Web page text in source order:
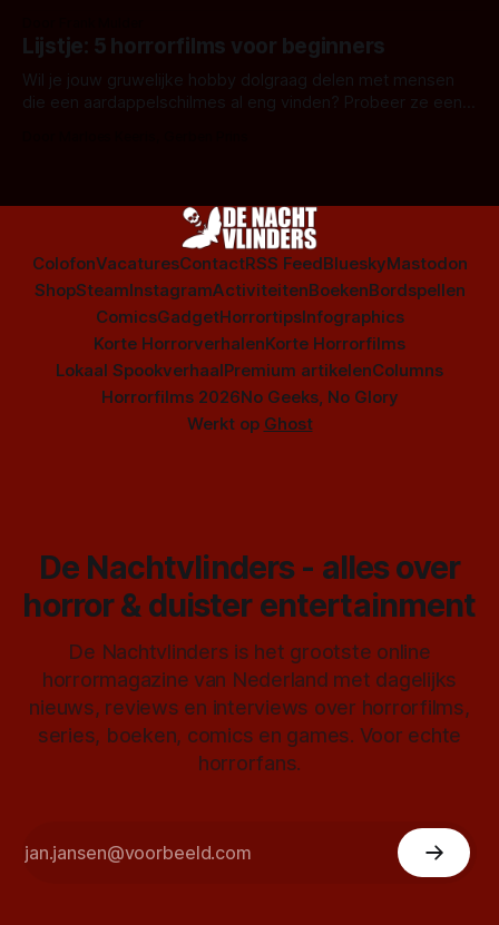
Amsterdamned of The Johnsons. Maar Nederlandse horror
is niet beperkt tot films. Hier een aantal Nederlandse tv-
series uit het duistere of horrorgenre. Als
Lijstje: 5 horrorfilms voor beginners
Wil je jouw gruwelijke hobby dolgraag delen met mensen
die een aardappelschilmes al eng vinden? Probeer ze eens
ColofonVacaturesContactRSS FeedBlueskyMastodon
ShopSteamInstagramActiviteitenBoekenBordspellen
ComicsGadgetHorrortipsInfographics
Korte HorrorverhalenKorte Horrorfilms
Lokaal SpookverhaalPremium artikelenColumns
Horrorfilms 2026No Geeks, No Glory
Werkt op Ghost
De Nachtvlinders - alles over
horror & duister entertainment
De Nachtvlinders is het grootste online
horrormagazine van Nederland met dagelijks
nieuws, reviews en interviews over horrorfilms,
series, boeken, comics en games. Voor echte
horrorfans.